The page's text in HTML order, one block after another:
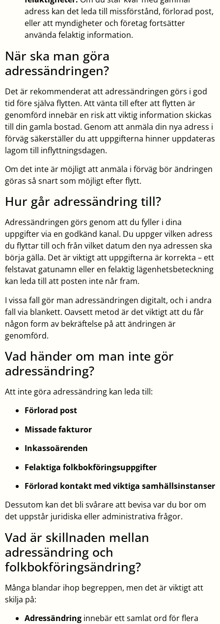
adress kan det leda till missförstånd, förlorad post,
eller att myndigheter och företag fortsätter
använda felaktig information.
När ska man göra
adressändringen?
Det är rekommenderat att adressändringen görs i god
tid före själva flytten. Att vänta till efter att flytten är
genomförd innebär en risk att viktig information skickas
till din gamla bostad. Genom att anmäla din nya adress i
förväg säkerställer du att uppgifterna hinner uppdateras
lagom till inflyttningsdagen.
Om det inte är möjligt att anmäla i förväg bör ändringen
göras så snart som möjligt efter flytt.
Hur går adressändring till?
Adressändringen görs genom att du fyller i dina
uppgifter via en godkänd kanal. Du uppger vilken adress
du flyttar till och från vilket datum den nya adressen ska
börja gälla. Det är viktigt att uppgifterna är korrekta – ett
felstavat gatunamn eller en felaktig lägenhetsbeteckning
kan leda till att posten inte når fram.
I vissa fall gör man adressändringen digitalt, och i andra
fall via blankett. Oavsett metod är det viktigt att du får
någon form av bekräftelse på att ändringen är
genomförd.
Vad händer om man inte gör
adressändring?
Att inte göra adressändring kan leda till:
Förlorad post
Missade fakturor
Inkassoärenden
Felaktiga folkbokföringsuppgifter
Förlorad kontakt med viktiga samhällsinstanser
Dessutom kan det bli svårare att bevisa var du bor om
det uppstår juridiska eller administrativa frågor.
Vad är skillnaden mellan
adressändring och
folkbokföringsändring?
Många blandar ihop begreppen, men det är viktigt att
skilja på:
Adressändring innebär ett samlat ord för flera